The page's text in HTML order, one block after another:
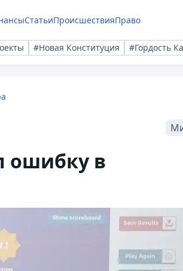
СтатьиПроисшествияПраво
#Новая Конституция #Гордость
ошибку в